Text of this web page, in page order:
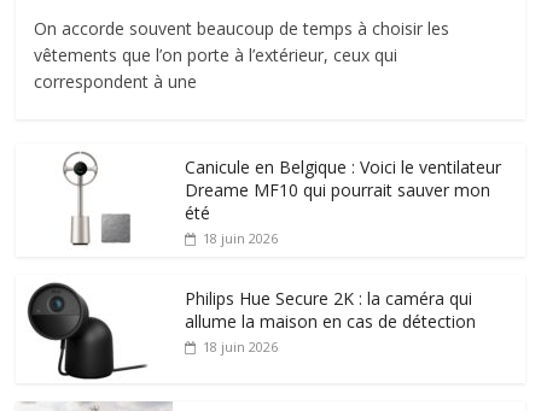
On accorde souvent beaucoup de temps à choisir les
vêtements que l’on porte à l’extérieur, ceux qui
correspondent à une
Canicule en Belgique : Voici le ventilateur
Dreame MF10 qui pourrait sauver mon
été
18 juin 2026
Philips Hue Secure 2K : la caméra qui
allume la maison en cas de détection
18 juin 2026